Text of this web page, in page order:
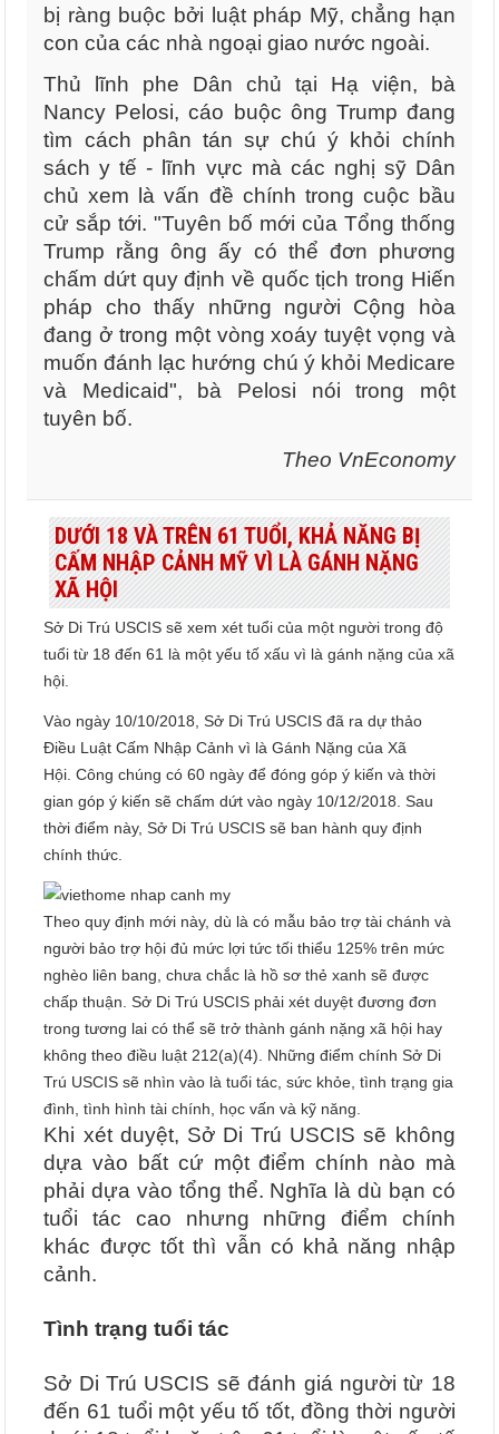
bị ràng buộc bởi luật pháp Mỹ, chẳng hạn
con của các nhà ngoại giao nước ngoài.
Thủ lĩnh phe Dân chủ tại Hạ viện, bà
Nancy Pelosi, cáo buộc ông Trump đang
tìm cách phân tán sự chú ý khỏi chính
sách y tế - lĩnh vực mà các nghị sỹ Dân
chủ xem là vấn đề chính trong cuộc bầu
cử sắp tới. "Tuyên bố mới của Tổng thống
Trump rằng ông ấy có thể đơn phương
chấm dứt quy định về quốc tịch trong Hiến
pháp cho thấy những người Cộng hòa
đang ở trong một vòng xoáy tuyệt vọng và
muốn đánh lạc hướng chú ý khỏi Medicare
và Medicaid", bà Pelosi nói trong một
tuyên bố.
Theo VnEconomy
DƯỚI 18 VÀ TRÊN 61 TUỔI, KHẢ NĂNG BỊ
CẤM NHẬP CẢNH MỸ VÌ LÀ GÁNH NẶNG
XÃ HỘI
Sở Di Trú USCIS sẽ xem xét tuổi của một người trong độ
tuổi từ 18 đến 61 là một yếu tố xấu vì là gánh nặng của xã
hội.
Vào ngày 10/10/2018, Sở Di Trú USCIS đã ra dự thảo
Điều Luật Cấm Nhập Cảnh vì là Gánh Nặng của Xã
Hội. Công chúng có 60 ngày để đóng góp ý kiến và thời
gian góp ý kiến sẽ chấm dứt vào ngày 10/12/2018. Sau
thời điểm này, Sở Di Trú USCIS sẽ ban hành quy định
chính thức.
Theo quy định mới này, dù là có mẫu bảo trợ tài chánh và
người bảo trợ hội đủ mức lợi tức tối thiểu 125% trên mức
nghèo liên bang, chưa chắc là hồ sơ thẻ xanh sẽ được
chấp thuận. Sở Di Trú USCIS phải xét duyệt đương đơn
trong tương lai có thể sẽ trở thành gánh nặng xã hội hay
không theo điều luật 212(a)(4). Những điểm chính Sở Di
Trú USCIS sẽ nhìn vào là tuổi tác, sức khỏe, tình trạng gia
đình, tình hình tài chính, học vấn và kỹ năng.
Khi xét duyệt, Sở Di Trú USCIS sẽ không
dựa vào bất cứ một điểm chính nào mà
phải dựa vào tổng thể. Nghĩa là dù bạn có
tuổi tác cao nhưng những điểm chính
khác được tốt thì vẫn có khả năng nhập
cảnh.
Tình trạng tuổi tác
Sở Di Trú USCIS sẽ đánh giá người từ 18
đến 61 tuổi một yếu tố tốt, đồng thời người